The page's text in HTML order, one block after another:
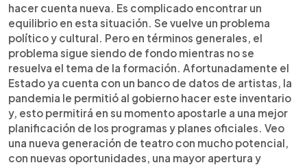
hacer cuenta nueva. Es complicado encontrar un
equilibrio en esta situación. Se vuelve un problema
político y cultural. Pero en términos generales, el
problema sigue siendo de fondo mientras no se
resuelva el tema de la formación. Afortunadamente el
Estado ya cuenta con un banco de datos de artistas, la
pandemia le permitió al gobierno hacer este inventario
y, esto permitirá en su momento apostarle a una mejor
planificación de los programas y planes oficiales. Veo
una nueva generación de teatro con mucho potencial,
con nuevas oportunidades, una mayor apertura y